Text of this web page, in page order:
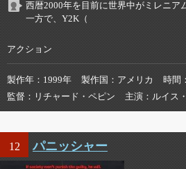
西暦2000年を目前に世界中がミレニア
一方で、Y2K（
アクション
製作年 1999年 製作国 アメリカ 時間
監督
リチャード・ペピン 主演 ルイス
12 パニッシャー